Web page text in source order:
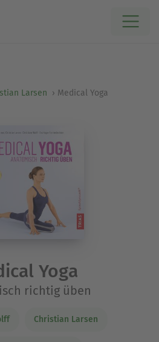
Larsen Medical Yoga
Yoga
richtig üben
Christian Larsen